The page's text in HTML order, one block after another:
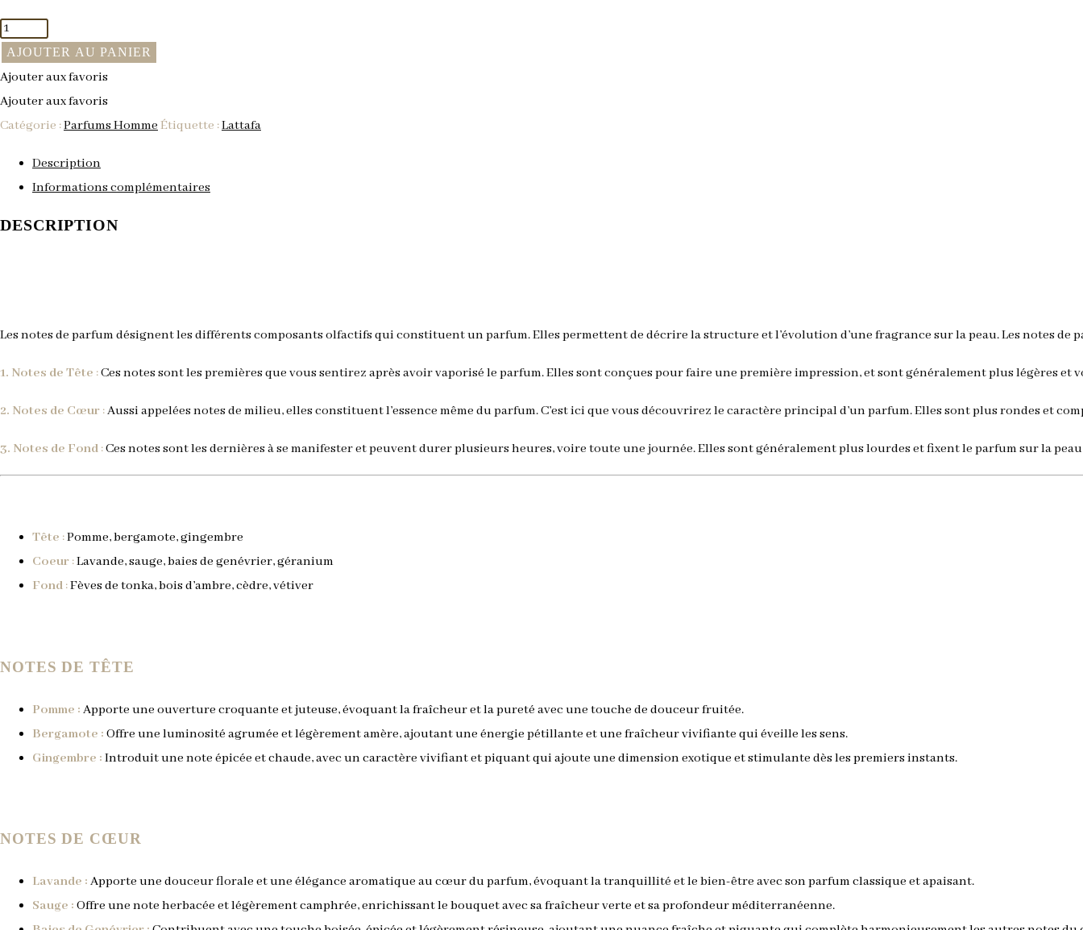
quantité
de
Fakhar
Silver
AJOUTER AU PANIER
Ajouter aux favoris
Ajouter aux favoris
Catégorie :Parfums HommeÉtiquette :Lattafa
Description
Informations complémentaires
DESCRIPTION
Les notes de parfum désignent les différents composants olfactifs qui constituent un parfum. Elles permettent de décrire la structure et l’évolution d’une fragrance sur la peau. Les notes de
1. Notes de Tête :Ces notes sont les premières que vous sentirez après avoir vaporisé le parfum. Elles sont conçues pour faire une première impression, et sont généralement plus légères
2. Notes de Cœur :Aussi appelées notes de milieu, elles constituent l’essence même du parfum. C’est ici que vous découvrirez le caractère principal d’un parfum. Elles sont plus rondes et
3. Notes de Fond :Ces notes sont les dernières à se manifester et peuvent durer plusieurs heures, voire toute une journée. Elles sont généralement plus lourdes et fixent le parfum sur la
Tête :Pomme, bergamote, gingembre
Coeur :Lavande, sauge, baies de genévrier, géranium
Fond :Fèves de tonka, bois d’ambre, cèdre, vétiver
NOTES DE TÊTE
Pomme : Apporte une ouverture croquante et juteuse, évoquant la fraîcheur et la pureté avec une touche de douceur fruitée.
Bergamote : Offre une luminosité agrumée et légèrement amère, ajoutant une énergie pétillante et une fraîcheur vivifiante qui éveille les sens.
Gingembre : Introduit une note épicée et chaude, avec un caractère vivifiant et piquant qui ajoute une dimension exotique et stimulante dès les premiers instants.
NOTES DE CŒUR
Lavande : Apporte une douceur florale et une élégance aromatique au cœur du parfum, évoquant la tranquillité et le bien-être avec son parfum classique et apaisant.
Sauge : Offre une note herbacée et légèrement camphrée, enrichissant le bouquet avec sa fraîcheur verte et sa profondeur méditerranéenne.